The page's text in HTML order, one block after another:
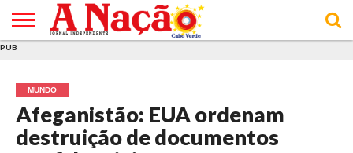
E DE
COOKIES
DE
UTILIZAÇÃO
PUB
MUNDO
Afeganistão: EUA ordenam
destruição de documentos